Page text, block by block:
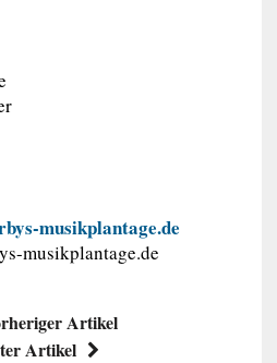
musikplantage.de
musikplantage.de
Artikel
Artikel